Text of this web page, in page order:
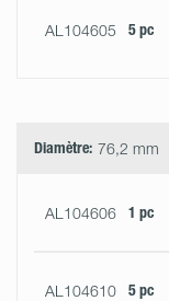
AL104605 5 pc
Diamètre: 76,2 mm
AL104606 1 pc
AL104610 5 pc